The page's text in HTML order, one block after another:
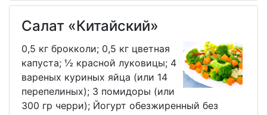
Салат «Китайский»
0,5 кг брокколи; 0,5 кг цветная
капуста; ½ красной луковицы; 4
вареных куриных яйца (или 14
перепелиных); 3 помидоры (или
300 гр черри); Йогурт обезжиренный без